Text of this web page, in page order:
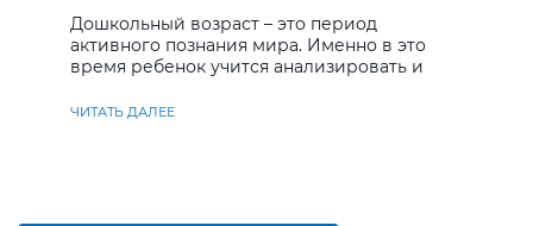
Дошкольный возраст – это период
активного познания мира. Именно в это
время ребенок учится анализировать и
ЧИТАТЬ ДАЛЕЕ